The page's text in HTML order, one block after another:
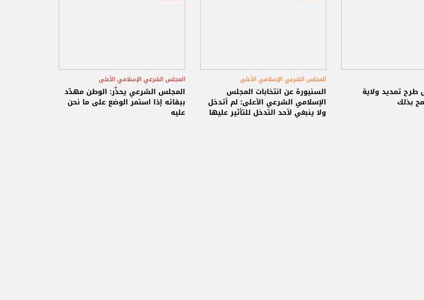
الإسلامي الأعلى
دريان
طرح تمديد ولاية
بذلك
المجلس الشرعي الإسلامي الأعلى
فؤاد السنيورة
السنيورة عن انتخابات المجلس
الإسلامي الشرعي الأعلى: لم أتدخل
ولا ينبغي لأحد التدخل للتأثير عليها
المجلس الشرعي الإسلامي الأعلى
الانتخابات الرئاسية
المجلس الشرعي يحذّر: الوطن مهدّد
ببقائه إذا استمر الوضع على ما نحن
عليه